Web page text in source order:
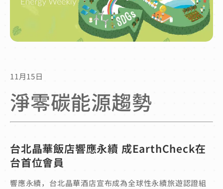
11月15日
淨零碳能源趨勢
台北晶華飯店響應永續 成EarthCheck在
台首位會員
響應永續，台北晶華酒店宣布成為全球性永續旅遊認證組